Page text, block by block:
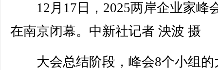
12月17日，2025两岸企业家峰
在南京闭幕。中新社记者 泱波 摄
大会总结阶段，峰会8个小组的